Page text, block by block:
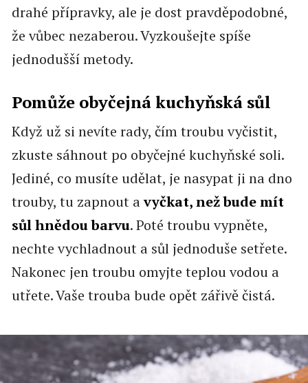
drahé přípravky, ale je dost pravděpodobné,
že vůbec nezaberou. Vyzkoušejte spíše
jednodušší metody.
Pomůže obyčejná kuchyňská sůl
Když už si nevíte rady, čím troubu vyčistit,
zkuste sáhnout po obyčejné kuchyňské soli.
Jediné, co musíte udělat, je nasypat ji na dno
trouby, tu zapnout avyčkat, než bude mít
sůl hnědou barvu. Poté troubu vypněte,
nechte vychladnout a sůl jednoduše setřete.
Nakonec jen troubu omyjte teplou vodou a
utřete. Vaše trouba bude opět zářivě čistá.